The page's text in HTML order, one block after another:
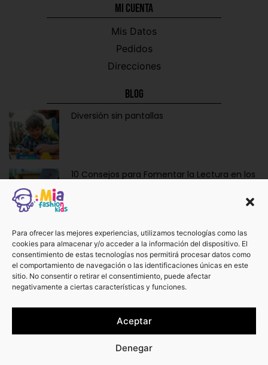
Para ofrecer las mejores experiencias, utilizamos tecnologías como las
cookies para almacenar y/o acceder a la información del dispositivo. El
consentimiento de estas tecnologías nos permitirá procesar datos como
el comportamiento de navegación o las identificaciones únicas en este
sitio. No consentir o retirar el consentimiento, puede afectar
negativamente a ciertas características y funciones.
Aceptar
Denegar
Mi CUENTA
Mis Datos
Pedidos
Direcciones
Blog
Diversión sin pantallas
10 Consejos para Fomentar la Lectura en los
Ropa y Accesorios para Bebés Recién
Nacidos: La Dulzura de Vestir a los Más
Pequeños.
¡No te pierdas otros artículos!
Ver más